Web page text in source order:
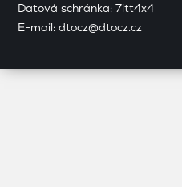
Datová schránka: 7itt4x4
E-mail:dtocz@dtocz.cz